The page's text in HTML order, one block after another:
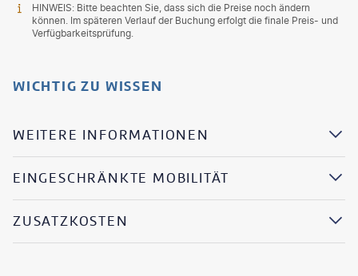
HINWEIS: Bitte beachten Sie, dass sich die Preise noch ändern
können. Im späteren Verlauf der Buchung erfolgt die finale Preis- und
Verfügbarkeitsprüfung.
WICHTIG ZU WISSEN
WEITERE INFORMATIONEN
EINGESCHRÄNKTE MOBILITÄT
ZUSATZKOSTEN